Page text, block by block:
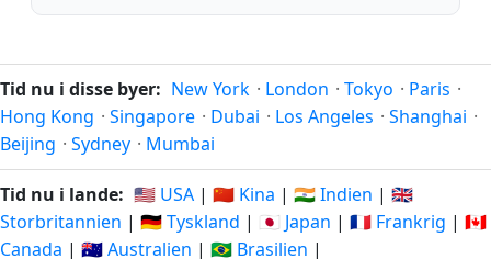
Tid nu i disse byer: New York · London · Tokyo · Paris ·
Hong Kong · Singapore · Dubai · Los Angeles · Shanghai ·
Beijing · Sydney · Mumbai
Tid nu i lande: 🇺🇸 USA | 🇨🇳 Kina | 🇮🇳 Indien | 🇬🇧
Storbritannien | 🇩🇪 Tyskland | 🇯🇵 Japan | 🇫🇷 Frankrig | 🇨🇦
Canada | 🇦🇺 Australien | 🇧🇷 Brasilien |